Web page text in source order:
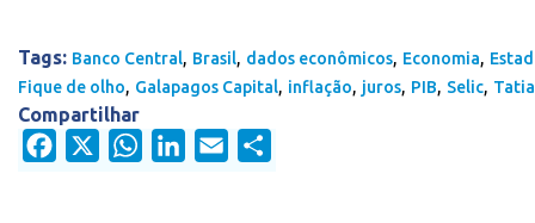
Tags: Banco Central Brasil dados econômicos Economia
Fique de olho
Galapagos Capital inflação juros PIB Selic
Compartilhar
Facebook
WhatsAppLinkedIn
Email